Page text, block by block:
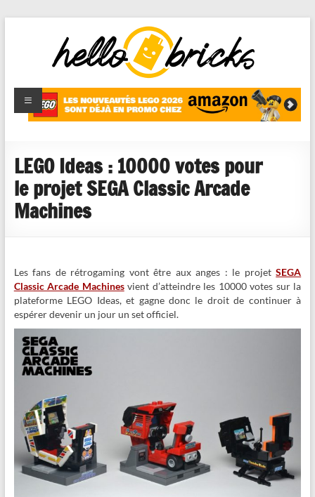
HelloBricks
Blog LEGO,
nouveaut�s
reviews
LEGO Ideas : 10000 votes pour
le projet SEGA Classic Arcade
Machines
Les fans de rétrogaming vont être aux anges : le projetSEGA
Classic Arcade Machinesvient d’atteindre les 10000 votes sur la
plateforme LEGO Ideas, et gagne donc le droit de continuer à
espérer devenir un jour un set officiel.